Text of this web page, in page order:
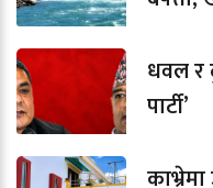
धवल र
पार्टी’